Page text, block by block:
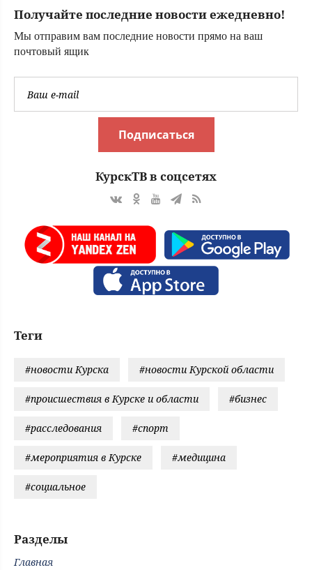
Получайте последние новости ежедневно!
Мы отправим вам последние новости прямо на ваш
почтовый ящик
Подписаться
КурскТВ в соцсетях
Теги
#новости Курска #новости Курской области
#происшествия в Курске и области #бизнес
#расследования #спорт
#мероприятия в Курске #медицина
#социальное
Разделы
Главная